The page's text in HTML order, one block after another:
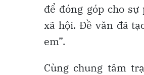
để đóng góp cho
xã hội. Đề văn đã
em”.
Cùng chung tâm